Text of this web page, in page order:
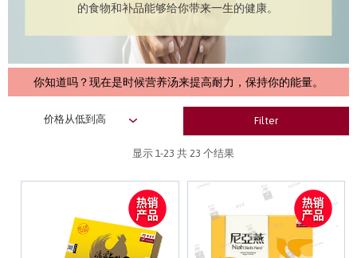
的食物和补品能够给你带来一生的健康。
你知道吗？现在是时候营养汤来提高耐力，保持你的能量。
Filter
显示 1-23 共 23 个结果